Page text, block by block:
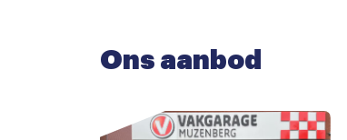
Ons aanbod